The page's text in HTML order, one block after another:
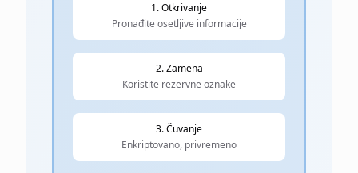
1. Otkrivanje
Pronađite osetljive informacije
2. Zamena
Koristite rezervne oznake
3. Čuvanje
Enkriptovano, privremeno